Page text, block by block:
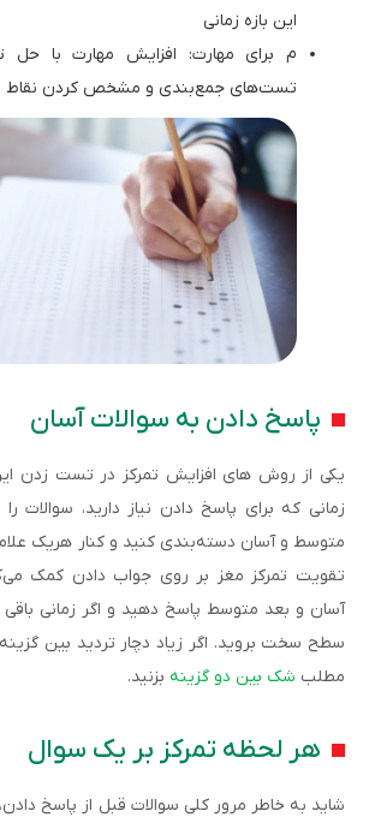
این بازه زمانی
م برای مهارت: افزایش مهارت با حل
تست‌های جمع‌بندی و مشخص کردن
پاسخ دادن به سوالات آسان
یکی از روش های افزایش تمرکز در تست زدن
زمانی که برای پاسخ دادن نیاز دارید،
متوسط و آسان دسته‌بندی کنید و کنار هریک
تقویت تمرکز مغز بر روی جواب دادن کمک
آسان و بعد متوسط پاسخ دهید و اگر زمانی باقی
سطح سخت بروید. اگر زیاد دچار تردید بین
مطلب شک بین دو گزینه بزنید.
هر لحظه تمرکز بر یک سوال
شاید به خاطر مرور کلی سوالات قبل از پاسخ